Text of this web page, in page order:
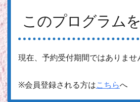
このプログラム
現在、予約受付期間ではありませ
※会員登録される方はこちらへ